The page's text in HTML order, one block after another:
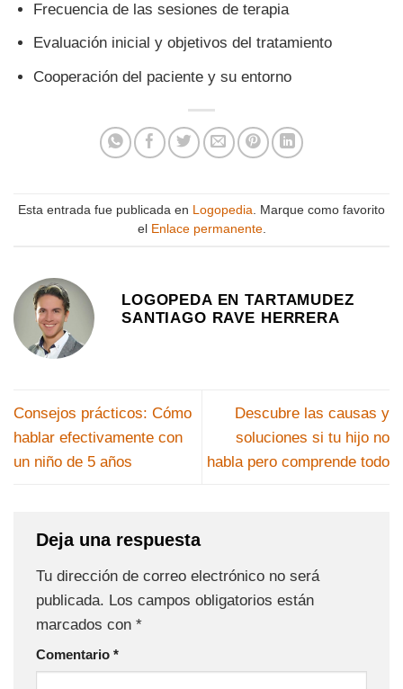
Frecuencia de las sesiones de terapia
Evaluación inicial y objetivos del tratamiento
Cooperación del paciente y su entorno
Esta entrada fue publicada en Logopedia . Marque como favorito
el Enlace permanente.
LOGOPEDA EN TARTAMUDEZ
SANTIAGO RAVE HERRERA
Consejos prácticos: Cómo
hablar efectivamente con
un niño de 5 años
Descubre las causas y
soluciones si tu hijo no
habla pero comprende todo
Deja una respuesta
Tu dirección de correo electrónico no será
publicada. Los campos obligatorios están
marcados con *
Comentario *